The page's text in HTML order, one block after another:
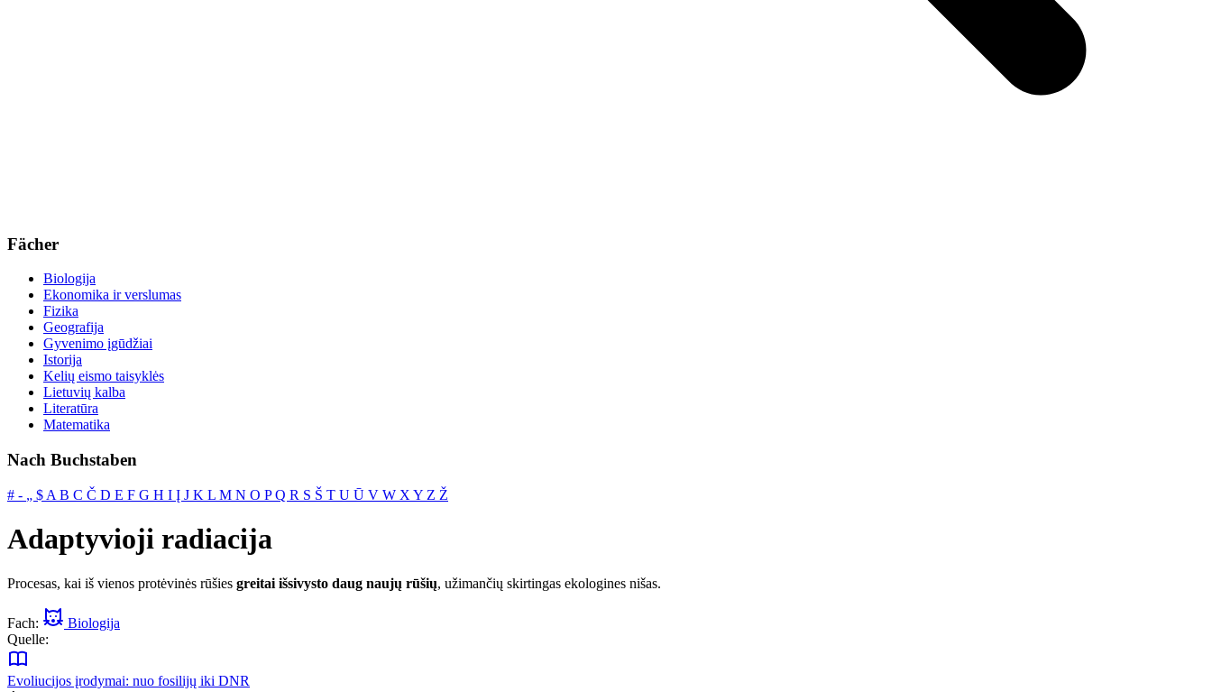
Fächer
Biologija
Ekonomika ir verslumas
Fizika
Geografija
Gyvenimo įgūdžiai
Istorija
Kelių eismo taisyklės
Lietuvių kalba
Literatūra
Matematika
Nach Buchstaben
# ‐ „ $ A B C Č D E F G H I Į J K L M N O PQ R S Š T U Ū V W X Y Z Ž
Adaptyvioji radiacija
Procesas, kai iš vienos protėvinės rūšies greitai išsivysto daug naujų rūšių, užimančių skirtingas ekologines nišas.
Fach:
Biologija
Quelle:
Evoliucijos įrodymai: nuo fosilijų iki DNR